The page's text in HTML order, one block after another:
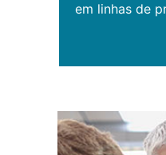
em linhas de